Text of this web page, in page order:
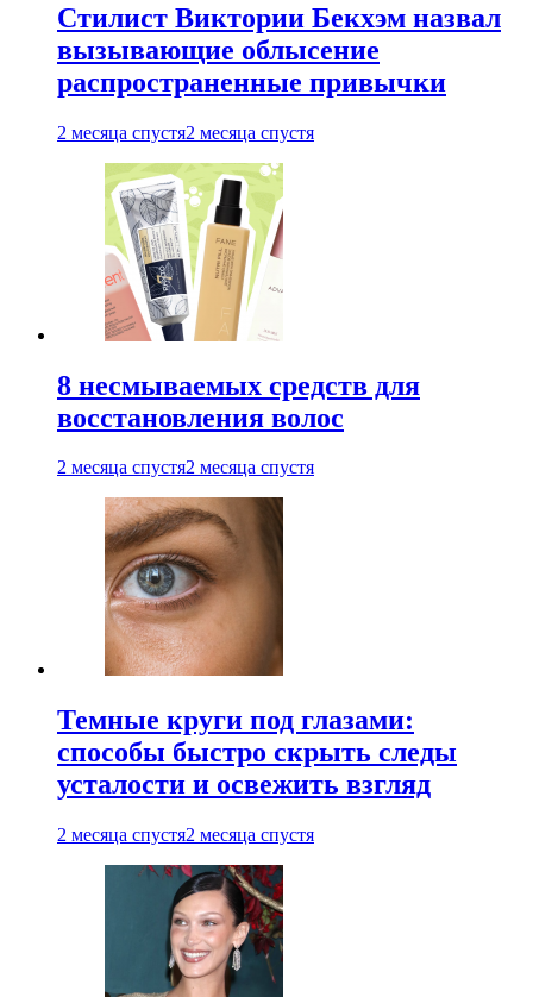
Стилист Виктории Бекхэм назвал
вызывающие облысение
распространенные привычки
2 месяца спустя2 месяца спустя
8 несмываемых средств для
восстановления волос
2 месяца спустя2 месяца спустя
Темные круги под глазами:
способы быстро скрыть следы
усталости и освежить взгляд
2 месяца спустя2 месяца спустя